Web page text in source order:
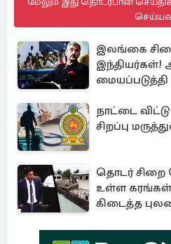
இலங்கை
இந்தியர்கள்!
நாட்டை
சிறப்பு
தொடர்
உள்ள கரங்கள்!
கிடைத்த